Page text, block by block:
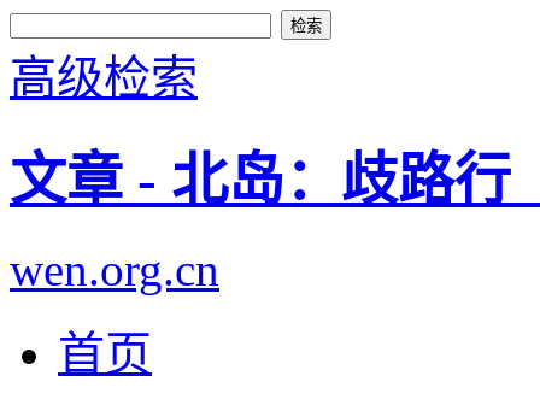
高级检索
文章 - 北岛：歧路行
wen.org.cn
首页